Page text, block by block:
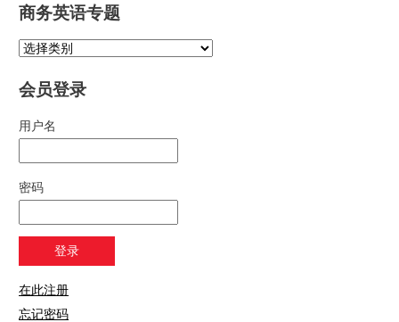
商务英语专题
会员登录
用户名
密码
在此注册
忘记密码